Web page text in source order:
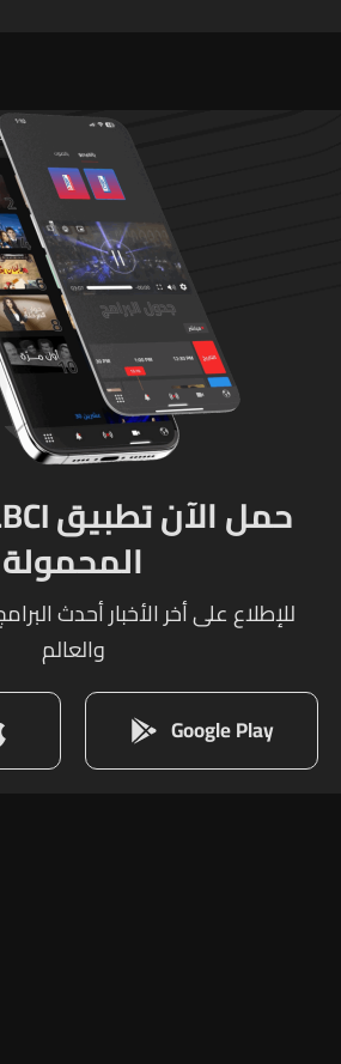
المحمولة
للإطلاع على أخر الأخبار أحدث
والعالم
Google Play